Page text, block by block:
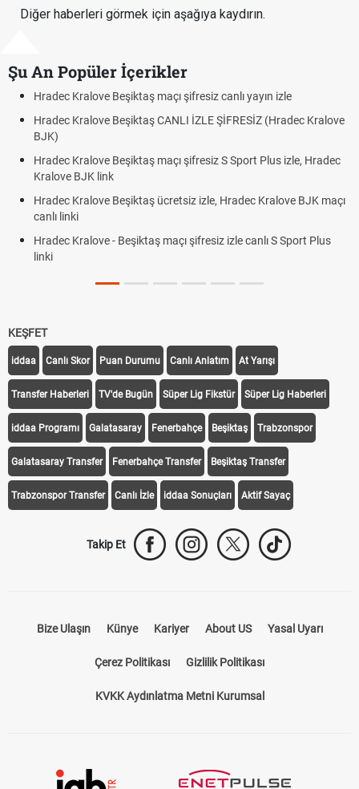
Diğer haberleri görmek için aşağıya kaydırın.
Şu An Popüler İçerikler
izle
Kralove
izle, Hradec
BJK maçı
S Sport Plus
Hradec Kralove - Beşiktaş maçı şifresiz izle canlı
Hradec Kralove Beşiktaş maçı şifresiz tv100 izle,
Trivela Nedir? Trivela Vuruşu Nasıl Yapılır?
Röveşata Nedir? Röveşata Vuruşu Nasıl Yapılır?
Plonjon Nedir? Kalecilikte Plonjon Hareketi Nasıl
KEŞFET
iddaa Canlı Skor Puan Durumu Canlı Anlatım At Yarışı
Transfer Haberleri TV'de Bugün Süper Lig Fikstür Süper Lig Haberleri
iddaa Programı Galatasaray Fenerbahçe Beşiktaş Trabzonspor
Galatasaray Transfer Fenerbahçe Transfer Beşiktaş Transfer
Trabzonspor Transfer Canlı İzle iddaa Sonuçları Aktif Sayaç
Takip Et
Bize Ulaşın Künye Kariyer About US Yasal Uyarı
Çerez Politikası Gizlilik Politikası
KVKK Aydınlatma Metni Kurumsal